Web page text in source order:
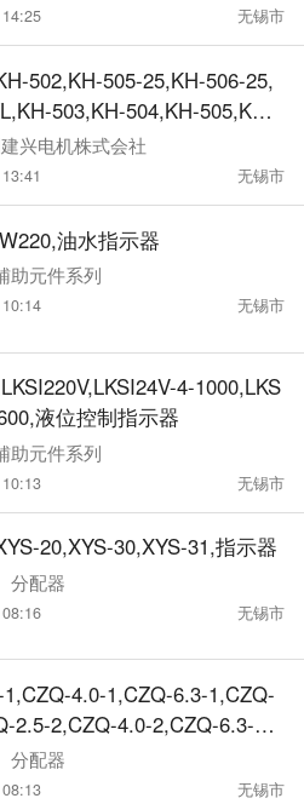
无锡市
502,KH-505-25,KH-506-25,
503,KH-504,KH-505,KH-5
LED指示灯
兴电机株式会社
无锡市
油水指示器
助元件系列
无锡市
4-1000,LKS
液位控制指示器
助元件系列
无锡市
20,XYS-30,XYS-31,指示器
分配器
无锡市
4.0-1,CZQ-6.3-1,CZQ-
2.5-2,CZQ-4.0-2,CZQ-6.3-2,
超压指示器
分配器
无锡市